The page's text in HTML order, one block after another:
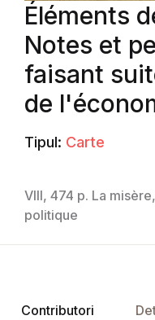
Éléments
Notes et
faisant
de
Tipul: Carte
VIII, 474 p. La
politique
Contributori